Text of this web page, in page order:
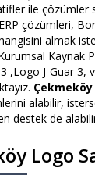
ile çözümler
çözümleri,
almak
Kaynak
,Logo J-Guar 3,
Çekmeköy
alabilir,
destek de
Logo